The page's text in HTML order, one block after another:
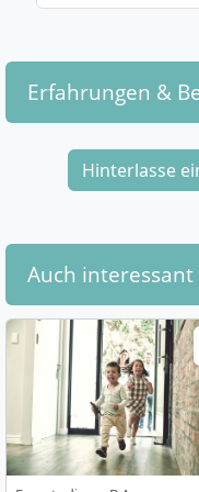
Soziale Arbeit mit
Menschen
Zusätzlich kannst du
Behindertenhilfe,
schärfen.
Wie ist der
Fernstudiums
Erfahrungen &
Hinterlasse
Auch interessant